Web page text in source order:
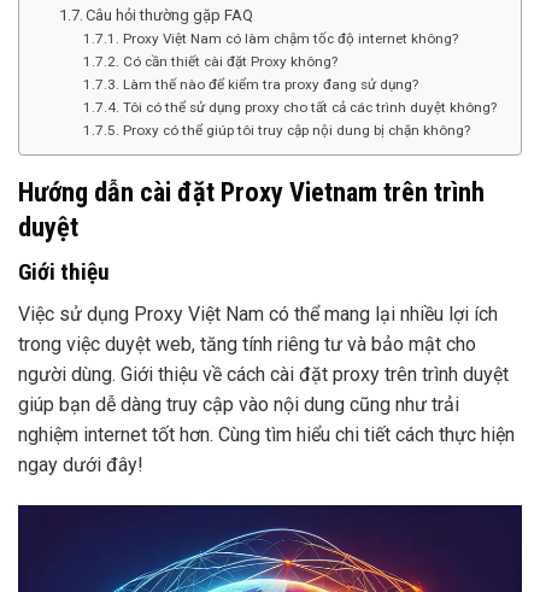
Câu hỏi thường gặp FAQ
Proxy Việt Nam có làm chậm tốc độ internet không?
Có cần thiết cài đặt Proxy không?
Làm thế nào để kiểm tra proxy đang sử dụng?
Tôi có thể sử dụng proxy cho tất cả các trình duyệt không?
Proxy có thể giúp tôi truy cập nội dung bị chặn không?
Hướng dẫn cài đặt Proxy Vietnam trên trình
duyệt
Giới thiệu
Việc sử dụng Proxy Việt Nam có thể mang lại nhiều lợi ích
trong việc duyệt web, tăng tính riêng tư và bảo mật cho
người dùng. Giới thiệu về cách cài đặt proxy trên trình duyệt
giúp bạn dễ dàng truy cập vào nội dung cũng như trải
nghiệm internet tốt hơn. Cùng tìm hiểu chi tiết cách thực hiện
ngay dưới đây!